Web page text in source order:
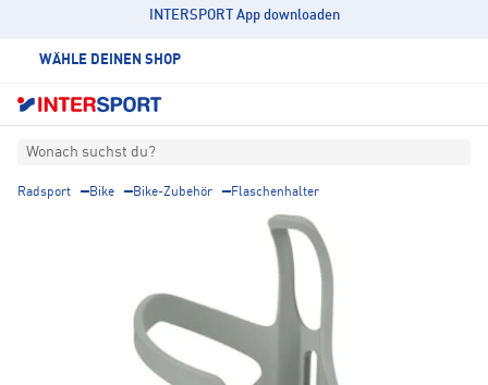
INTERSPORT App downloaden
WÄHLE DEINEN SHOP
Wonach suchst du?
Radsport Bike Bike-Zubehör Flaschenhalter